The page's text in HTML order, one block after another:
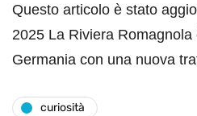
Questo articolo è stato
2025 La Riviera
Germania con una nuova
curiosità